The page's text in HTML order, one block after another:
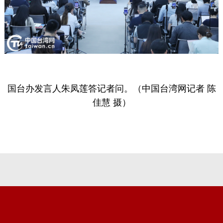
国台办发言人朱凤莲答记者问。（中国台湾网记者 陈
佳慧 摄）